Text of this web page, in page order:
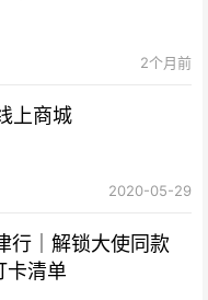
2个月前
上商城
2020-05-29
行｜解锁大使同款
卡清单